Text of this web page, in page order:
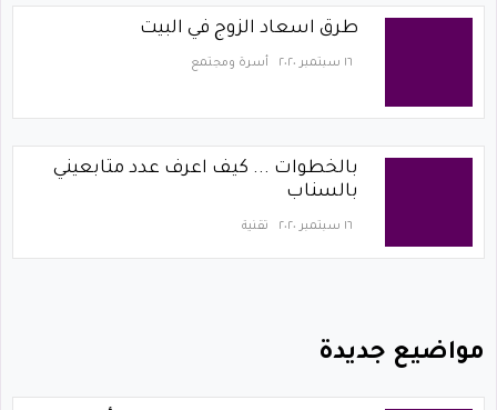
طرق اسعاد الزوج في البيت
١٦ سبتمبر ٢٠٢٠ أسرة ومجتمع
بالخطوات ... كيف اعرف عدد متابعيني
بالسناب
١٦ سبتمبر ٢٠٢٠ تقنية
مواضيع جديدة